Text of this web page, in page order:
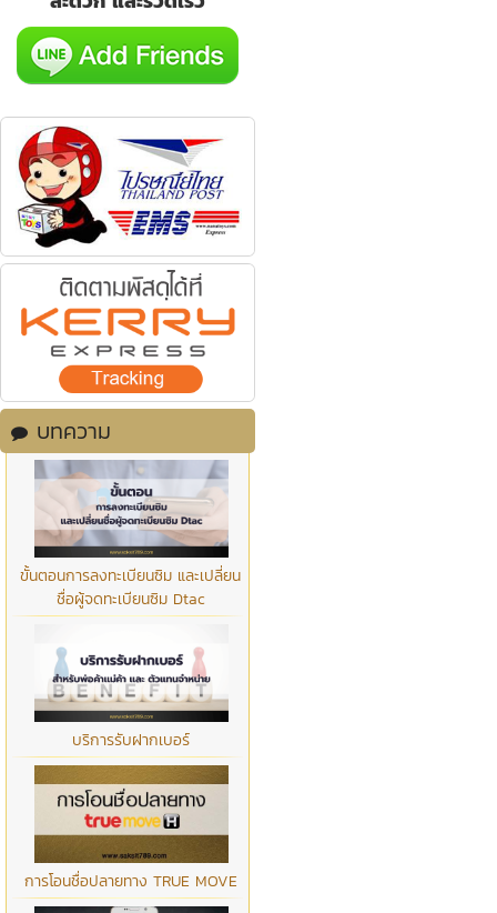
บทความ
ขั้นตอนการลงทะเบียนซิม และเปลี่ยน
ชื่อผู้จดทะเบียนซิม Dtac
บริการรับฝากเบอร์
การโอนชื่อปลายทาง TRUE MOVE